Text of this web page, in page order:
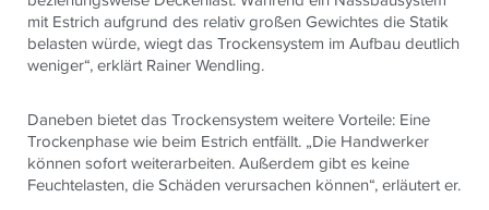
mit Estrich aufgrund des relativ großen Gewichtes die Statik
belasten würde, wiegt das Trockensystem im Aufbau deutlich
weniger“, erklärt Rainer Wendling.
Daneben bietet das Trockensystem weitere Vorteile: Eine
Trockenphase wie beim Estrich entfällt. „Die Handwerker
können sofort weiterarbeiten. Außerdem gibt es keine
Feuchtelasten, die Schäden verursachen können“, erläutert er.